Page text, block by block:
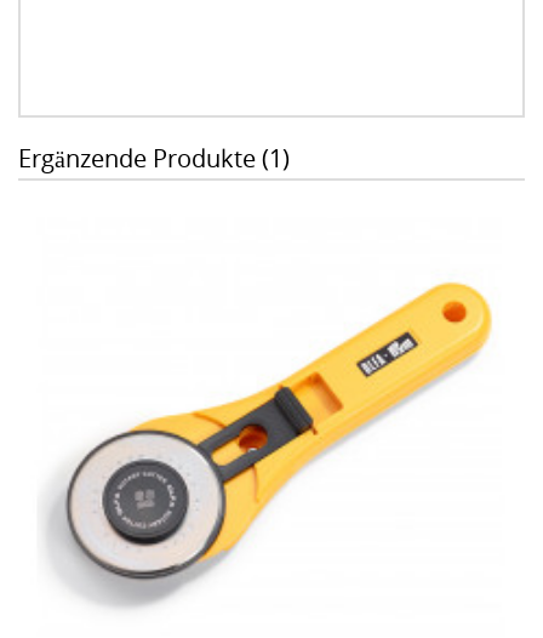
Ergänzende Produkte (1)